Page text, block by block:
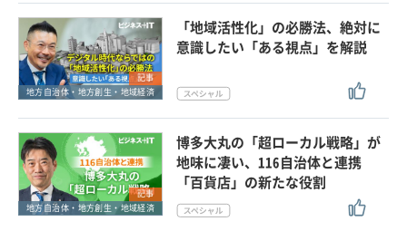
記事
地方自治体・地方創生・地域経済
「地域活性化」の必勝法、絶対に
意識したい「ある視点」を解説
記事
地方自治体・地方創生・地域経済
博多大丸の「超ローカル戦略」が
地味に凄い、116自治体と連携
「百貨店」の新たな役割